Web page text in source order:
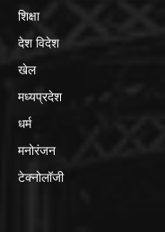
शिक्षा
देश विदेश
खेल
मध्यप्रदेश
धर्म
मनोरंजन
टेक्नोलॉजी